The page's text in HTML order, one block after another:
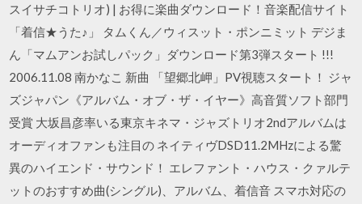
スイサチコトリオ) | お得に楽曲ダウンロード！音楽配信サイト
「着信★うた♪」 タムくん／ウィスット・ポンニミット デジま
ん「マムアンお試しパック」ダウンロード第3弾スタート !!!
2006.11.08 南かなこ 新曲 「望郷北岬」PV視聴スタート！ ジャ
ズジャパン《アルバム・オブ・ザ・イヤー》高音質ソフト部門
受賞 大坂昌彦率いる東京キネマ・ジャズトリオ2ndアルバムは
オーディオファンも注目の ネイティヴDSD11.2MHzによる驚
異のハイエンド・サウンド！ エレファント・ハウス・クァルテ
ットのおすすめ曲(シングル)、アルバム、着信音 スマホ対応の